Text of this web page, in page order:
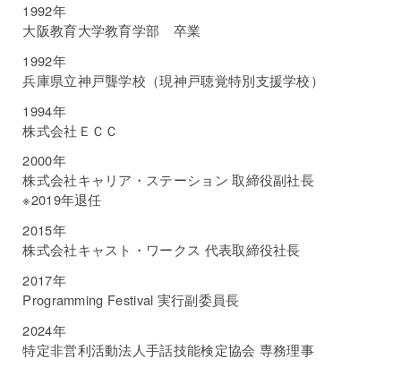
1992年
大阪教育大学教育学部 卒業
1992年
兵庫県立神戸聾学校（現神戸聴覚特別支援学校）
1994年
株式会社ＥＣＣ
2000年
株式会社キャリア・ステーション 取締役副社長
※2019年退任
2015年
株式会社キャスト・ワークス 代表取締役社長
2017年
Programming Festival 実行副委員長
2024年
特定非営利活動法人手話技能検定協会 専務理事